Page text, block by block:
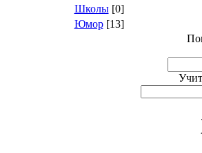
Школы[0]
Юмор[13]